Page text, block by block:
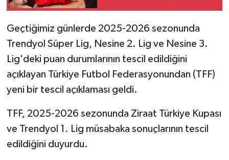
Geçtiğimiz günlerde 2025-2026 sezonunda
Trendyol Süper Lig, Nesine 2. Lig ve Nesine 3.
Lig'deki puan durumlarının tescil edildiğini
açıklayan Türkiye Futbol Federasyonundan (TFF)
yeni bir tescil açıklaması geldi.
TFF, 2025-2026 sezonunda Ziraat Türkiye Kupası
ve Trendyol 1. Lig müsabaka sonuçlarının tescil
edildiğini duyurdu.